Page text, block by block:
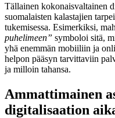
Tällainen kokonaisvaltainen
suomalaisten kalastajien
tukemisessa. Esimerkiksi,
puhelimeen” symboloi sitä,
yhä enemmän mobiiliin ja
helpon pääsyn tarvittaviin
ja milloin tahansa.
Ammattimainen
digitalisaation